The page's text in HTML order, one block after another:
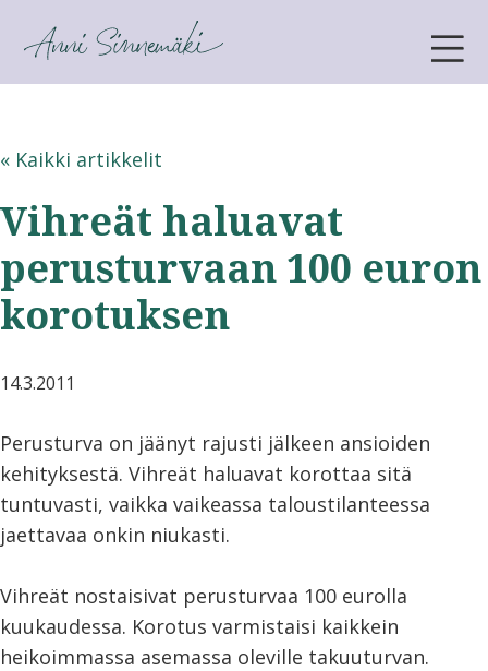
ANNI SINNEMÄKI
« Kaikki artikkelit
Vihreät haluavat
perusturvaan 100 euron
korotuksen
14.3.2011
Perusturva on jäänyt rajusti jälkeen ansioiden
kehityksestä. Vihreät haluavat korottaa sitä
tuntuvasti, vaikka vaikeassa taloustilanteessa
jaettavaa onkin niukasti.
Vihreät nostaisivat perusturvaa 100 eurolla
kuukaudessa. Korotus varmistaisi kaikkein
heikoimmassa asemassa oleville takuuturvan.